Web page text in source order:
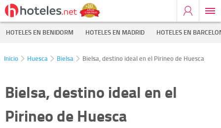
HOTELES EN BENIDORM HOTELES EN MADRID HOTELES EN
Inicio Huesca Bielsa Bielsa, destino ideal en el Pirineo de Huesca
Bielsa, destino ideal en el
Pirineo de Huesca